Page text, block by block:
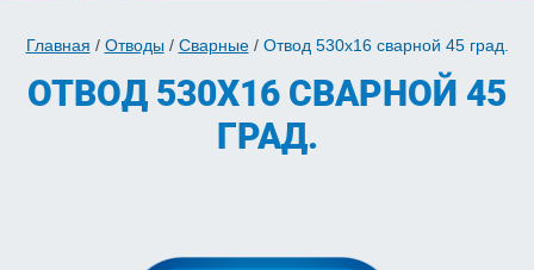
Главная / Отводы / Сварные/ Отвод 530х16 сварной 45 град.
ОТВОД 530Х16 СВАРНОЙ 45
ГРАД.